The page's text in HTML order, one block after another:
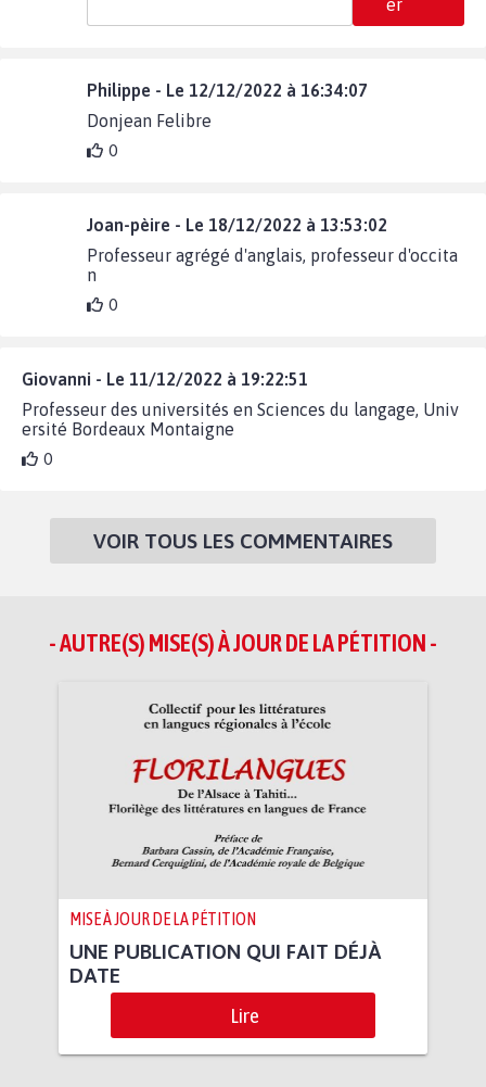
er
Philippe - Le 12/12/2022 à 16:34:07
Donjean Felibre
0
Joan-pèire - Le 18/12/2022 à 13:53:02
Professeur agrégé d'anglais, professeur d'occita
n
0
Giovanni - Le 11/12/2022 à 19:22:51
Professeur des universités en Sciences du langage, Univ
ersité Bordeaux Montaigne
0
VOIR TOUS LES COMMENTAIRES
- AUTRE(S) MISE(S) À JOUR DE LA PÉTITION -
MISE À JOUR DE LA PÉTITION
UNE PUBLICATION QUI FAIT DÉJÀ
DATE
Lire